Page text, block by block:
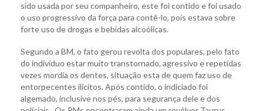
sido usada por seu companheiro, este foi contido e foi usado
o uso progressivo da força para contê-lo, pois estava sobre
forte uso de drogas e bebidas alcoólicas.
Segundo a BM, o fato gerou revolta dos populares, pelo fato
do indivíduo estar muito transtornado, agressivo e repetidas
vezes mordia os dentes, situação esta de quem faz uso de
entorpecentes ilícitos. Após contido, o indiciado foi
algemado, inclusive nos pés, para segurança dele e dos